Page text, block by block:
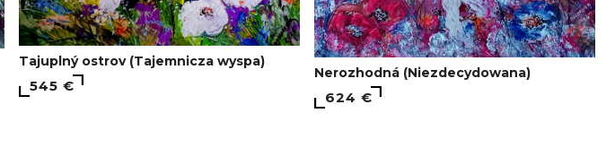
Tajuplný ostrov (Tajemnicza wyspa)
545 €
Nerozhodná (Niezdecydowana)
624 €